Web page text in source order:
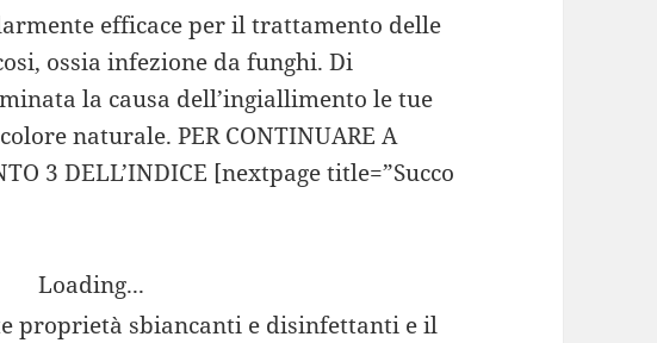
efficace per il trattamento delle
ossia infezione da funghi. Di
la causa dell’ingiallimento le tue
naturale. PER CONTINUARE A
3 DELL’INDICE [nextpage title=”Succo
Loading...
proprietà sbiancanti e disinfettanti e il